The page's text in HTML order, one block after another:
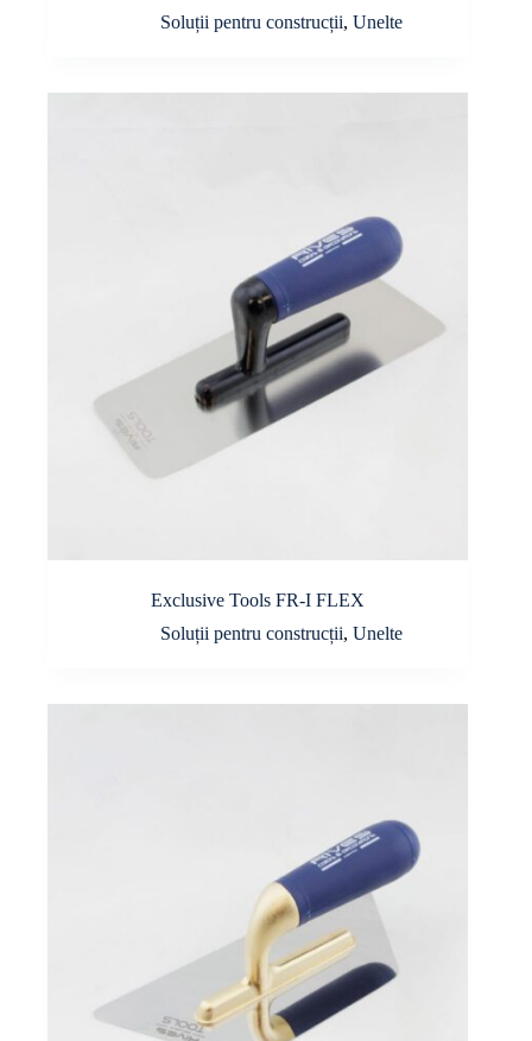
Soluții pentru construcții,Unelte
Exclusive Tools FR-I FLEX
Soluții pentru construcții,Unelte